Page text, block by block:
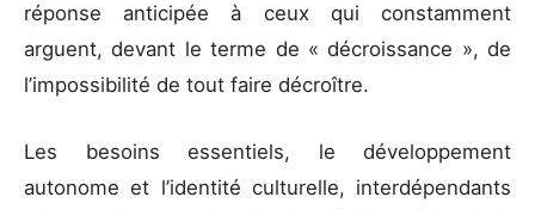
réponse anticipée à ceux qui constamment
arguent, devant le terme de « décroissance », de
l’impossibilité de tout faire décroître.
Les besoins essentiels, le développement
autonome et l’identité culturelle, interdépendants